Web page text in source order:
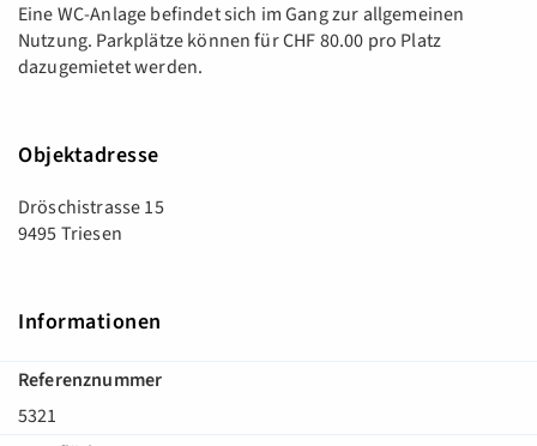
Eine WC-Anlage befindet sich im Gang zur allgemeinen
Nutzung. Parkplätze können für CHF 80.00 pro Platz
dazugemietet werden.
Objektadresse
Dröschistrasse 15
9495 Triesen
Informationen
Referenznummer
5321